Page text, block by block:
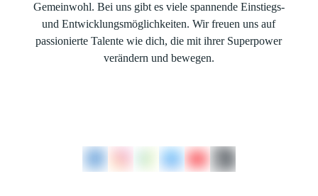
Gemeinwohl. Bei uns gibt es viele spannende Einstiegs-
und Entwicklungsmöglichkeiten. Wir freuen uns auf
passionierte Talente wie dich, die mit ihrer Superpower
verändern und bewegen.